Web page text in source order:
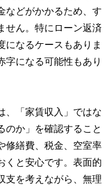
などがかかるため、す
せん。特にローン返済
になるケースもありま
字になる可能性もあり
、「家賃収入」ではな
のか」を確認すること
修繕費、税金、空室率
くと安心です。表面的
支を考えながら、無理